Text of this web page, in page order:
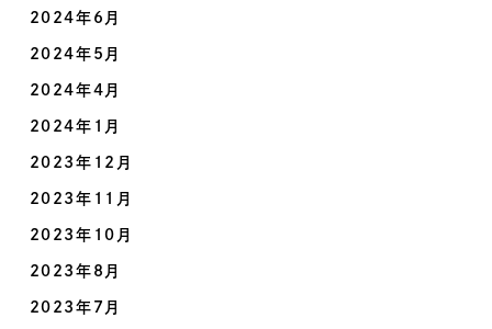
2024年6月
2024年5月
2024年4月
2024年1月
2023年12月
2023年11月
2023年10月
2023年8月
2023年7月